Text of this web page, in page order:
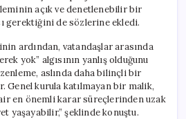
açık ve denetlenebilir bir
gerektiğini de sözlerine ekledi.
ardından, vatandaşlar arasında
yok” algısının yanlış olduğunu
aslında daha bilinçli bir
Genel kurula katılmayan bir malik,
en önemli karar süreçlerinden uzak
yaşayabilir,” şeklinde konuştu.